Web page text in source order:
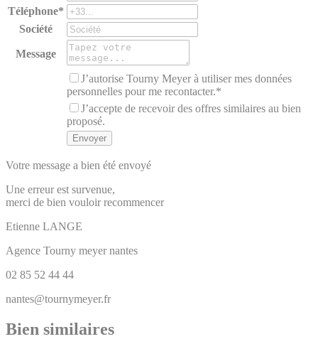
Téléphone*
Société
Message
J’autorise Tourny Meyer à utiliser mes données
personnelles pour me recontacter.*
J’accepte de recevoir des offres similaires au bien
proposé.
Votre message a bien été envoyé
Une erreur est survenue,
merci de bien vouloir recommencer
Etienne LANGE
Agence Tourny meyer nantes
02 85 52 44 44
nantes@tournymeyer.fr
Bien similaires